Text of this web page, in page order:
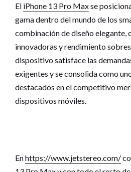
El iPhone 13 Pro Maxse
gama dentro del mundo de los
combinación de diseño elegante,
innovadoras y rendimiento
dispositivo satisface las
exigentes y se consolida como
destacados en el competitivo
dispositivos móviles.
Enhttps://www.jetstereo.com/